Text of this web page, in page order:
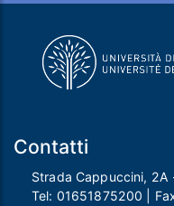
Contatti
Strada Cappuccini, 2A
Tel: 01651875200 |